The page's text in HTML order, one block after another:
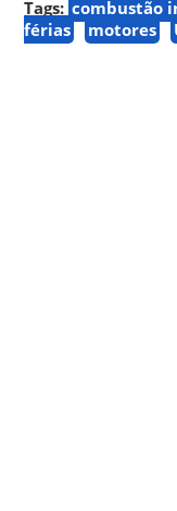
Tags: combustão
férias
motores